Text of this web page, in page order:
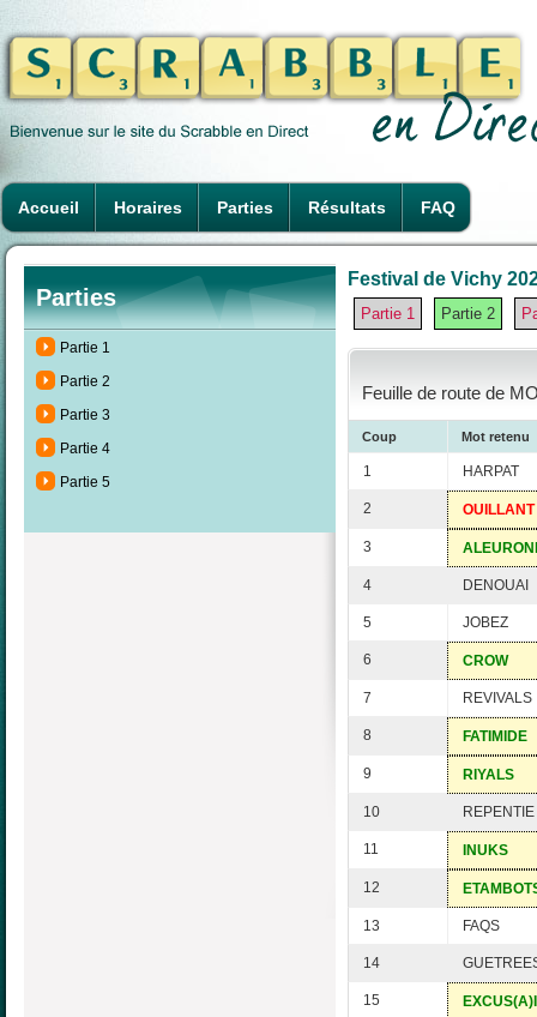
Accueil Horaires Parties Résultats FAQ
Parties
Partie 1
Partie 2
Partie 3
Partie 4
Partie 5
Festival de Vichy
Partie 1 Partie 2
Feuille de route de
Coup Mot retenu
1 HARPAT
2 OUILLANT
3
4 DENOUAI
5 JOBEZ
6 CROW
7 REVIVALS
8 FATIMIDE
9 RIYALS
10 REPENTIE
11 INUKS
12
13 FAQS
14
15 EXCUS(A)I